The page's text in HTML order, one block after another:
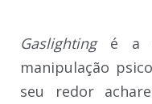
Gaslightingé a
manipulação
seu redor